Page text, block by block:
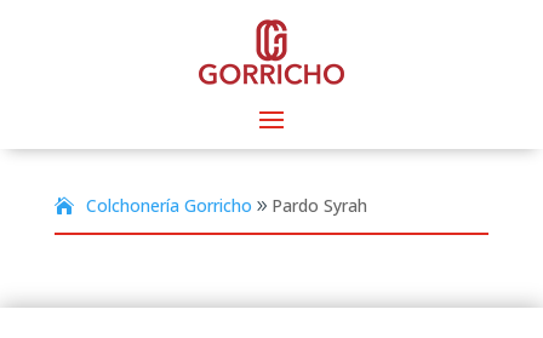
Colchonería Gorricho Pardo Syrah